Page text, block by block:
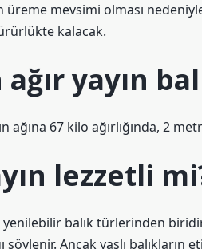
üreme mevsimi olması
kalacak.
ağır yayın
ağına 67 kilo ağırlığında, 2
lezzetli
yenilebilir balık türlerinden
söylenir. Ancak yaşlı balıkların